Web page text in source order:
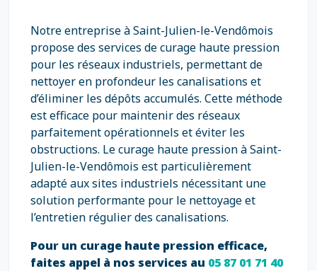
Notre entreprise à Saint-Julien-le-Vendômois
propose des services de curage haute pression
pour les réseaux industriels, permettant de
nettoyer en profondeur les canalisations et
d’éliminer les dépôts accumulés. Cette méthode
est efficace pour maintenir des réseaux
parfaitement opérationnels et éviter les
obstructions. Le curage haute pression à Saint-
Julien-le-Vendômois est particulièrement
adapté aux sites industriels nécessitant une
solution performante pour le nettoyage et
l’entretien régulier des canalisations.
Pour un curage haute pression efficace,
faites appel à nos services au 05 87 01 71 40